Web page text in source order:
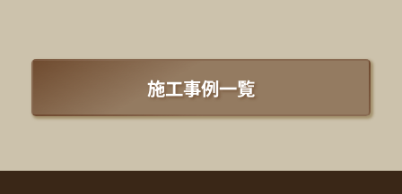
施工事例一覧